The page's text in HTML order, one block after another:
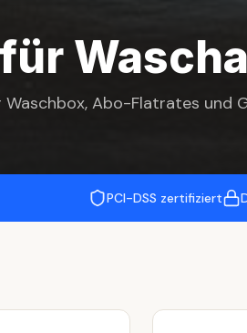
Abo-Flatrates und
PCI-DSS zertifiziert